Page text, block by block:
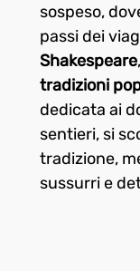
sospeso,
passi dei
Shakespeare
tradizioni
dedicata ai
sentieri, si
tradizione,
sussurri e